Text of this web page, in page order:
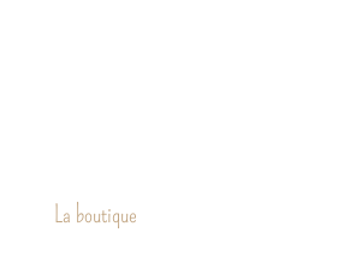
être
La boutique